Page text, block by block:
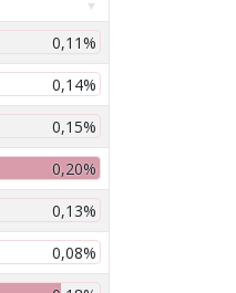
0,11%
0,14%
0,15%
0,20%
0,13%
0,08%